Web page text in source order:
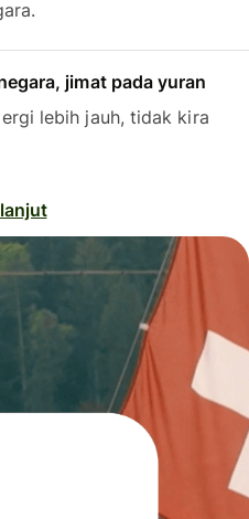
jimat pada yuran
lebih jauh, tidak kira